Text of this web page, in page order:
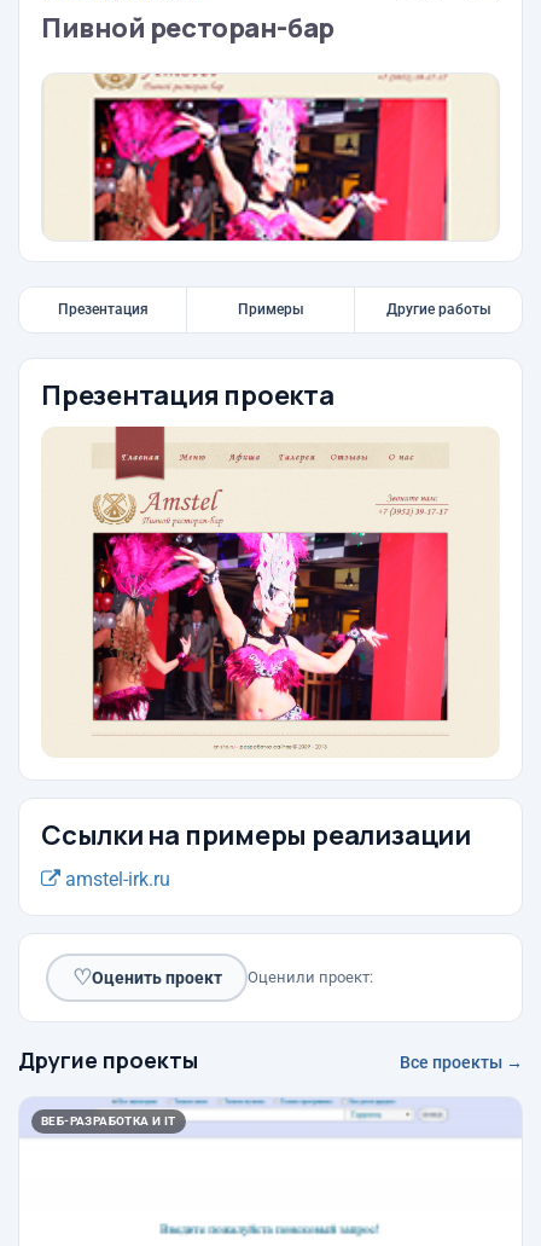
Пивной ресторан-бар
Презентация Примеры Другие работы
Презентация проекта
Ссылки на примеры реализации
amstel-irk.ru
♡Оценить проект Оценили проект:
Другие проекты Все проекты →
ВЕБ-РАЗРАБОТКА И IT